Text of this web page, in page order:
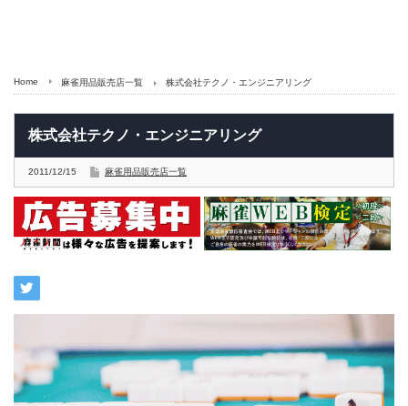
Home 麻雀用品販売店一覧 株式会社テクノ・エンジニアリング
株式会社テクノ・エンジニアリング
2011/12/15 麻雀用品販売店一覧